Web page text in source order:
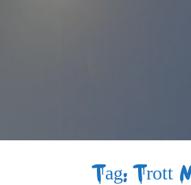
Tag: Trott